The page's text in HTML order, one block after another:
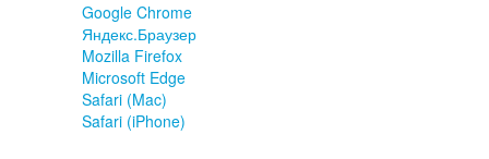
Google Chrome
Яндекс.Браузер
Mozilla Firefox
Microsoft Edge
Safari (Mac)
Safari (iPhone)